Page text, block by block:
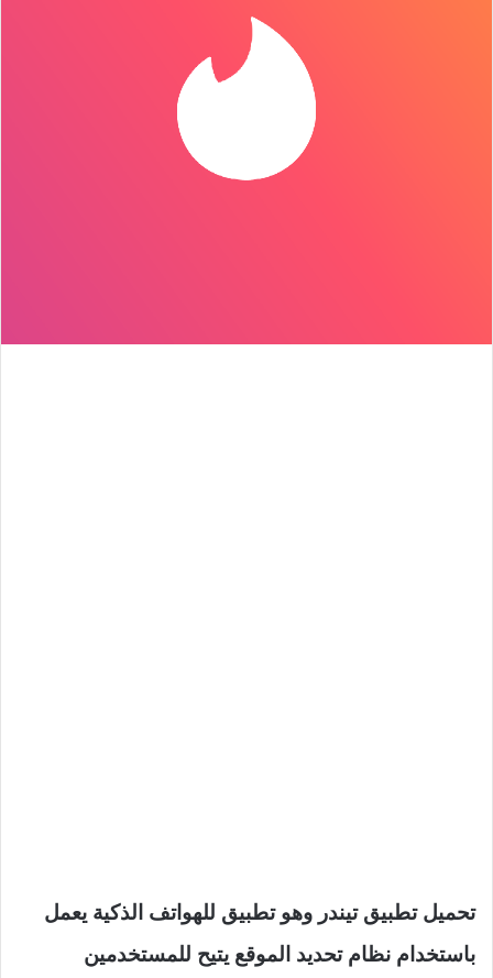
تحميل تطبيق تيندر وهو تطبيق للهواتف الذكية يعمل
باستخدام نظام تحديد الموقع يتيح للمستخدمين